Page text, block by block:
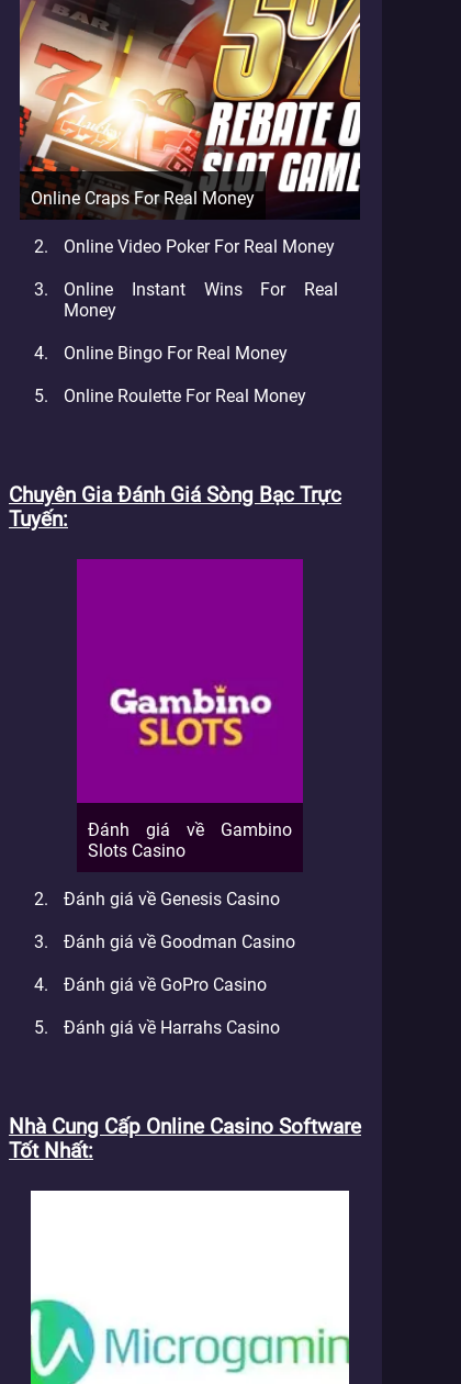
Online Craps For Real Money
Online Video Poker For Real Money
Online Instant Wins For Real
Money
Online Bingo For Real Money
Online Roulette For Real Money
Chuyên Gia Đánh Giá Sòng Bạc Trực
Tuyến
Đánh giá về Gambino
Slots Casino
Đánh giá về Genesis Casino
Đánh giá về Goodman Casino
Đánh giá về GoPro Casino
Đánh giá về Harrahs Casino
Nhà Cung Cấp Online Casino Software
Tốt Nhất